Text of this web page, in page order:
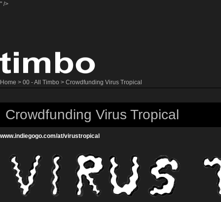
" />
Home > 00 - All Timbo > Crowdfunding Virus Tropical
Crowdfunding Virus Tropical
www.indiegogo.com/at/virustropical